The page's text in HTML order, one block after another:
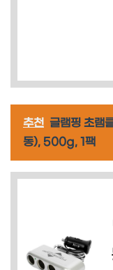
추천 글램핑 초램
동), 500g, 1팩